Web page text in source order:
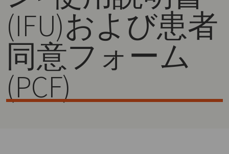
(IFU)および患者
同意フォーム
(PCF)